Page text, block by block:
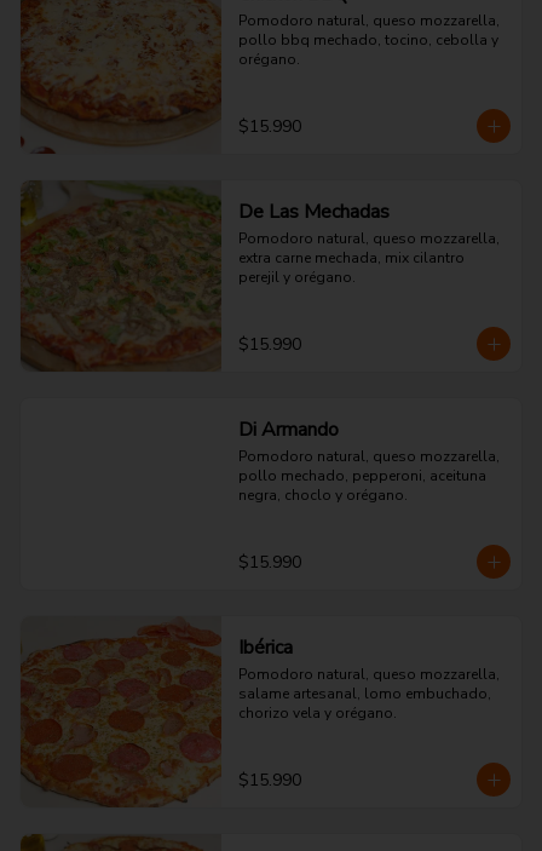
Pomodoro natural, queso mozzarella,
pollo bbq mechado, tocino, cebolla y
orégano.
$15.990
De Las Mechadas
Pomodoro natural, queso mozzarella,
extra carne mechada, mix cilantro
perejil y orégano.
$15.990
Di Armando
Pomodoro natural, queso mozzarella,
pollo mechado, pepperoni, aceituna
negra, choclo y orégano.
$15.990
Ibérica
Pomodoro natural, queso mozzarella,
salame artesanal, lomo embuchado,
chorizo vela y orégano.
$15.990